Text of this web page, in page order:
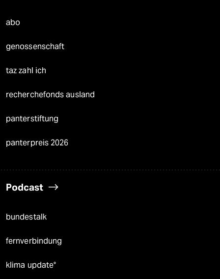
abo
genossenschaft
taz zahl ich
recherchefonds ausland
panterstiftung
panterpreis 2026
Podcast
bundestalk
fernverbindung
klima update°